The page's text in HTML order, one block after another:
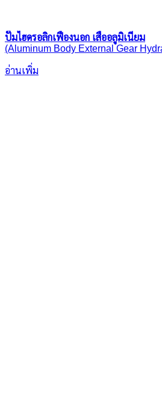
ปั๊มไฮดรอลิกเฟืองนอก เสื้ออลูมิเนียม
(Aluminum Body External Gear
อ่านเพิ่ม